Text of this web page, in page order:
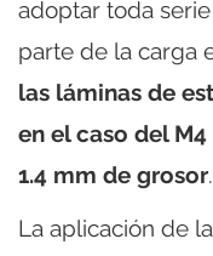
adoptar toda
parte de la carga
las láminas de
en el caso del
1.4 mm de grosor.
La aplicación de